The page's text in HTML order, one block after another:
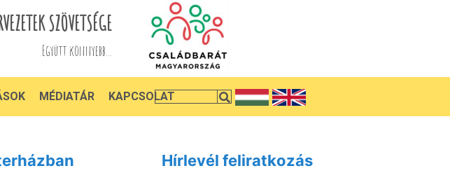
SZÖVETSÉGE
Együtt könnyebb...
MÉDIATÁR KAPCSOLAT
Hírlevél feliratkozás